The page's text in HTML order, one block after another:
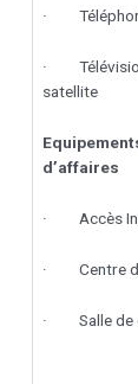
·
·
satellite
d’affaires
· Accès
· Centre
· Salle de